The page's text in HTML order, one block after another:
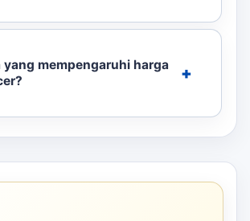
yang mempengaruhi harga